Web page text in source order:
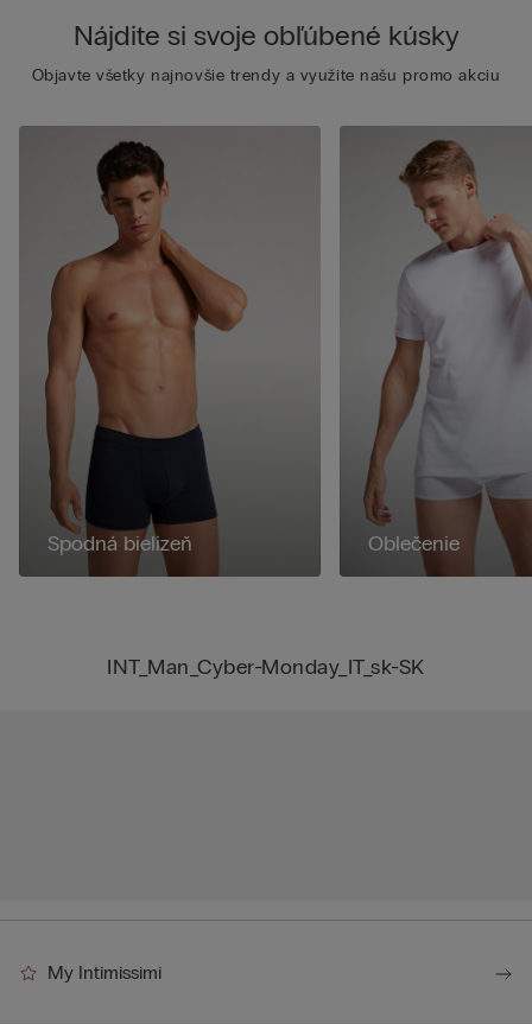
INT_Man_Cyber-Monday_IT_sk-SK
Nájdite si svoje obľúbené kúsky
Objavte všetky najnovšie trendy a využite našu promo akciu
Spodná bielizeň Oblečenie
My Intimissimi